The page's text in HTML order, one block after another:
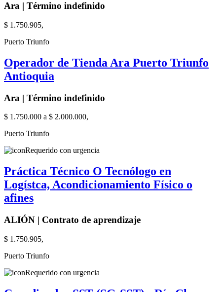
Ara | Término indefinido
$ 1.750.905,
Puerto Triunfo
Operador de Tienda Ara Puerto Triunfo
Antioquia
Ara | Término indefinido
$ 1.750.000 a $ 2.000.000,
Puerto Triunfo
Requerido con urgencia
Práctica Técnico O Tecnólogo en
Logístca, Acondicionamiento Físico o
afines
ALIÓN | Contrato de aprendizaje
$ 1.750.905,
Puerto Triunfo
Requerido con urgencia